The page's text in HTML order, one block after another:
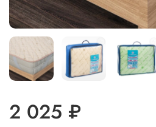
2 025 ₽